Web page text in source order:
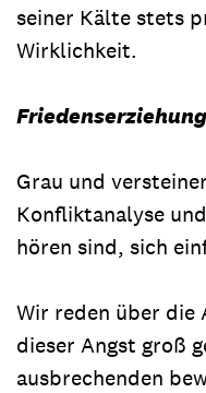
seiner Kälte stets
Wirklichkeit.
Grau und
Konfliktanalyse
hören sind, sich
Wir reden über die
dieser Angst groß
ausbrechenden